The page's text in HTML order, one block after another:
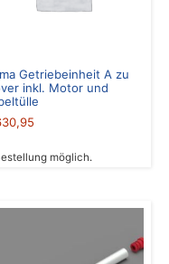
Getriebeinheit A zu
inkl. Motor und
möglich.